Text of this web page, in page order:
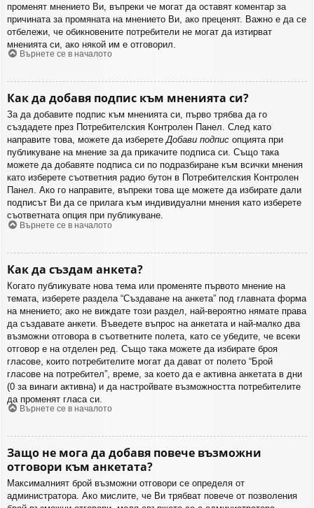
променят мнението Ви, въпреки че могат да оставят коментар за
причината за промяната на мнението Ви, ако преценят. Важно е да се
отбележи, че обикновените потребители не могат да изтирват
мненията си, ако някой им е отговорил.
Върнете се в началото
Как да добавя подпис към мненията си?
За да добавите подпис към мненията си, първо трябва да го
създадете през Потребителския Контролен Панел. След като
направите това, можете да изберетеДобави подпис опцията при
публикуване на мнение за да прикачите подписа си. Също така
можете да добавяте подписа си по подразбиране към всички мнения
като изберете съответния радио бутон в Потребителския Контролен
Панел. Ако го направите, въпреки това ще можете да избирате дали
подписът Ви да се прилага към индивидуални мнения като изберете
съответната опция при публикуване.
Върнете се в началото
Как да създам анкета?
Когато публикувате нова тема или променяте първото мнение на
темата, изберете раздела “Създаване на анкета” под главната форма
на мнението; ако не виждате този раздел, най-вероятно нямате права
да създавате анкети. Въведете въпрос на анкетата и най-малко два
възможни отговора в съответните полета, като се убедите, че всеки
отговор е на отделен ред. Също така можете да избирате броя
гласове, които потребителите могат да дават от полето “Брой
гласове на потребител”, време, за което да е активна анкетата в дни
(0 за винаги активна) и да настройвате възможността потребителите
да променят гласа си.
Върнете се в началото
Защо не мога да добавя повече възможни
отговори към анкетата?
Максималният брой възможни отговори се определя от
администратора. Ако мислите, че Ви трябват повече от позволения